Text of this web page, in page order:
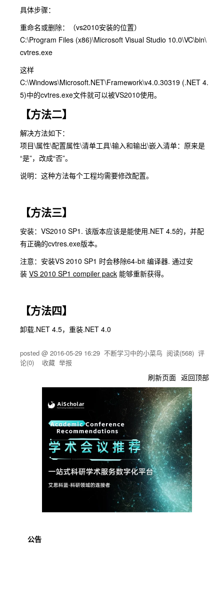
具体步骤：
重命名或删除：（vs2010安装的位置）
C:\Program Files (x86)\Microsoft Visual Studio 10.0\VC\bin\
cvtres.exe
这样
C:\Windows\Microsoft.NET\Framework\v4.0.30319 (.NET 4.
5)中的cvtres.exe文件就可以被VS2010使用。
【方法二】
解决方法如下：
项目\属性\配置属性\清单工具\输入和输出\嵌入清单：原来是
“是”，改成“否”。
说明：这种方法每个工程均需要修改配置。
【方法三】
安装：VS2010 SP1. 该版本应该是能使用.NET 4.5的，并配
有正确的cvtres.exe版本。
注意：安装VS 2010 SP1 时会移除64-bit 编译器. 通过安
装 VS 2010 SP1 compiler pack 能够重新获得。
【方法四】
卸载.NET 4.5，重装.NET 4.0
posted @ 2016-05-29 16:29 不断学习中的小菜鸟 阅读(568) 评
论(0) 收藏 举报
刷新页面 返回顶部
公告